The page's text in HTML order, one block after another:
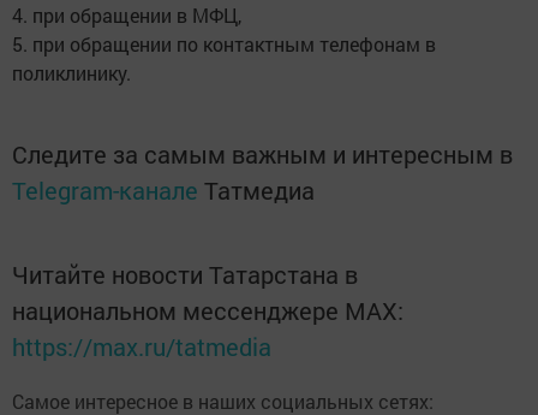
4. при обращении в МФЦ,
5. при обращении по контактным телефонам в
поликлинику.
Следите за самым важным и интересным в
Telegram-канале Татмедиа
Читайте новости Татарстана в
национальном мессенджере MАХ:
https://max.ru/tatmedia
Самое интересное в наших социальных сетях: